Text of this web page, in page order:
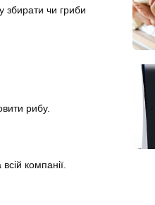
збирати чи гриби
рибу.
компанії.